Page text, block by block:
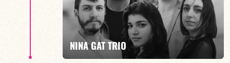
NINA GAT TRIO